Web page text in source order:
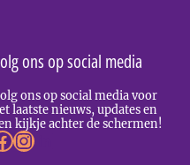
ons op social media
ons op social media voor
laatste nieuws, updates en
kijkje achter de schermen!
InstagramLinkedIn